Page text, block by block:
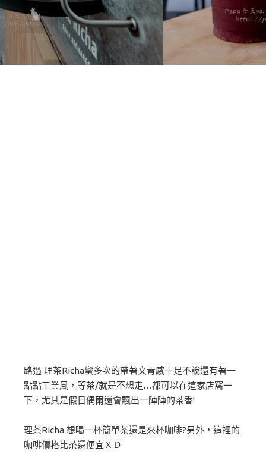
路過 理茶Richa蠻多次的帶著文青感十足不說還有著一
點點工業風，等茶/就是不想走…都可以在這家店窩一
下，尤其是假日偶爾還會飄出一陣陣的茶香!
理茶Richa 想喝一杯簡單茶還是來杯咖啡?另外，這裡的
咖啡價格比茶還便宜ＸＤ